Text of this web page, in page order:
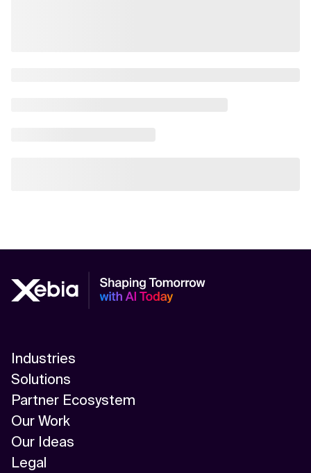
Industries
Solutions
Partner Ecosystem
Our Work
Our Ideas
Legal